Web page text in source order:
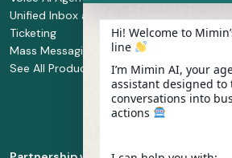
Unified Inbox and
Ticketing
Mass Messaging
See All Products
Manage Service
Integration
Service
Implementation
Whatsapp
Business Platform
Food
Hi! Welcome to
line
I’m Mimin AI, your
assistant designed to
conversations into
actions